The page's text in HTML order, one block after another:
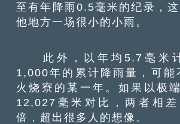
至有年降雨0.5毫米的纪录，
他地方一场很小的小雨。
此外，以年均5.7毫米
1,000年的累计降雨量，可能
火烧寮的某一年。如果以极
12,027毫米对比，两者相
倍，超出很多人的想像。